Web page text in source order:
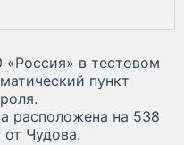
в тестовом
пункт
расположена на 538
Чудова.